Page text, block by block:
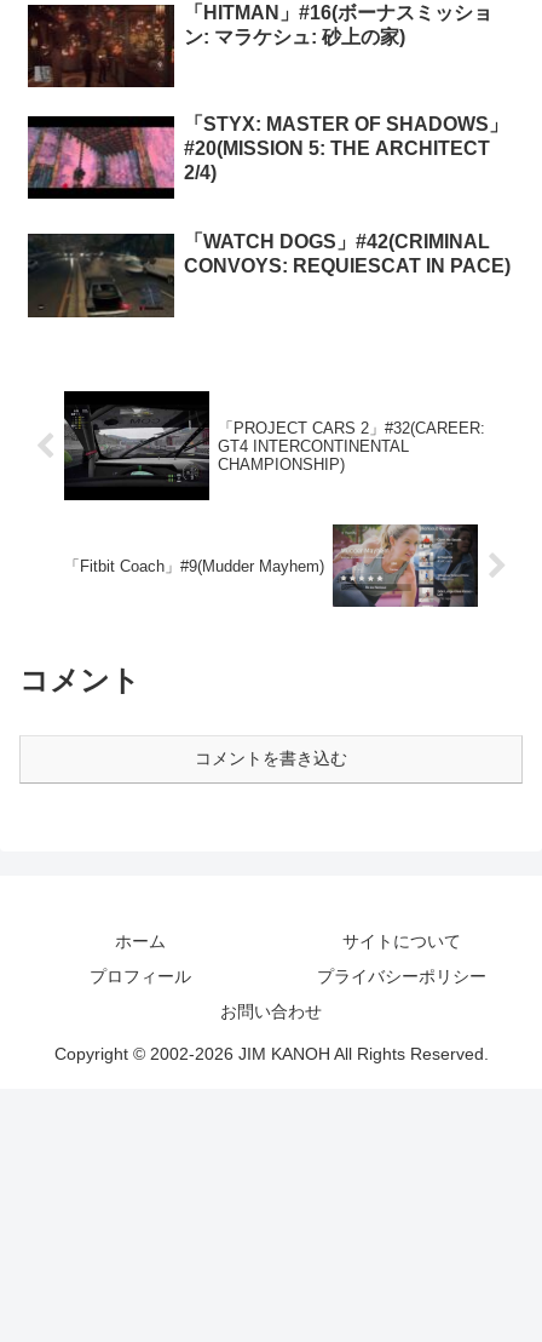
「HITMAN」#16(ボーナスミッショ
ン: マラケシュ: 砂上の家)
「STYX: MASTER OF SHADOWS」
#20(MISSION 5: THE ARCHITECT
2/4)
「WATCH DOGS」#42(CRIMINAL
CONVOYS: REQUIESCAT IN PACE)
「PROJECT CARS 2」#32(CAREER:
GT4 INTERCONTINENTAL
CHAMPIONSHIP)
「Fitbit Coach」#9(Mudder Mayhem)
コメント
コメントを書き込む
ホーム
サイトについて
プロフィール
プライバシーポリシー
お問い合わせ
Copyright © 2002-2026 JIM KANOH All Rights Reserved.